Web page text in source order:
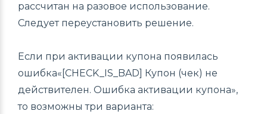
рассчитан на разовое использование.
Следует переустановить решение.
Если при активации купона появилась
ошибка«[CHECK_IS_BAD] Купон (чек) не
действителен. Ошибка активации купона»,
то возможны три варианта: